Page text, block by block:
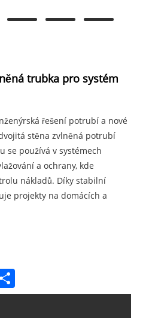
trubka pro systém
řešení potrubí a nové
stěna zvlněná potrubí
se používá v systémech
a ochrany, kde
nákladů. Díky stabilní
projekty na domácích a